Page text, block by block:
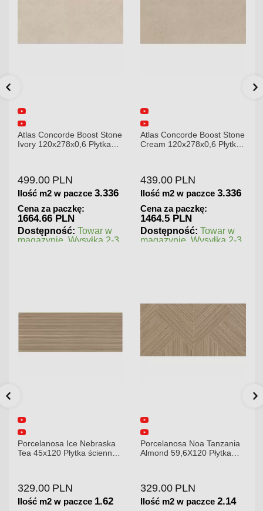
Boost Stone
Płytka
PLN
w paczce 3.336
za paczkę:
PLN
Towar w
Wysyłka 2-3
Atlas Concorde Boost Stone
Cream 120x278x0,6 Płytka
PLN
Ilość m2 w paczce 3.336
Cena za paczkę:
1464.5 PLN
Dostępność: Towar w
magazynie. Wysyłka 2-3
Atlas
Gypsum
Ilość m2
Ice Nebraska
Płytka ścienna
PLN
w paczce 1.62
Porcelanosa Noa Tanzania
Almond 59,6X120 Płytka
PLN
Ilość m2 w paczce 2.14
Ilość m2